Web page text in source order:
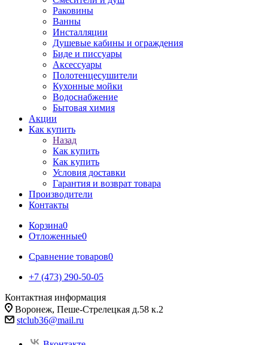
Раковины
Ванны
Инсталляции
Душевые кабины и ограждения
Биде и писсуары
Аксессуары
Полотенцесушители
Кухонные мойки
Водоснабжение
Бытовая химия
Акции
Как купить
Назад
Как купить
Как купить
Условия доставки
Гарантия и возврат товара
Производители
Контакты
Корзина0
Отложенные0
Сравнение товаров0
+7 (473) 290-50-05
Контактная информация
Воронеж, Пеше-Стрелецкая д.58 к.2
stclub36@mail.ru